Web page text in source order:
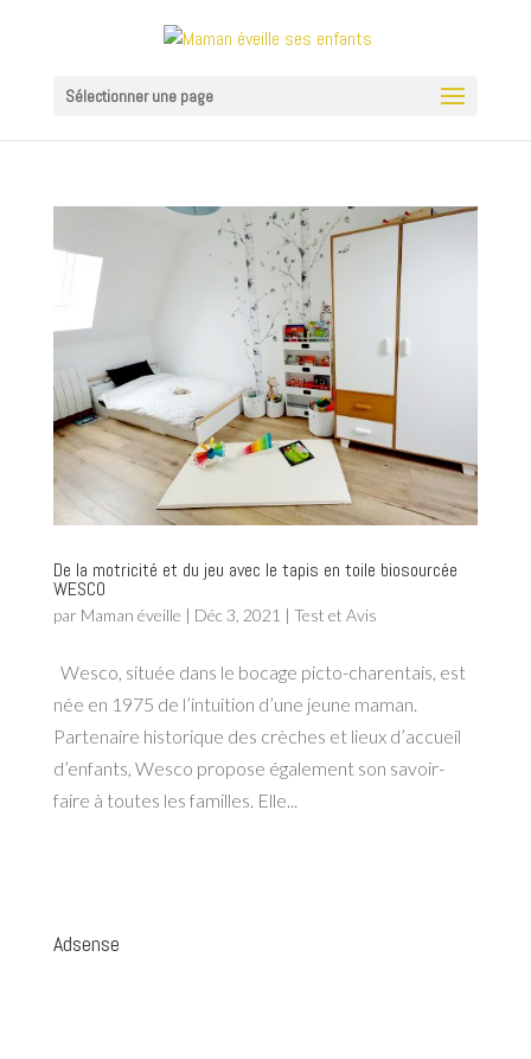
Sélectionner une page
De la motricité et du jeu avec le tapis en toile biosourcée
WESCO
par Maman éveille | Déc 3, 2021 | Test et Avis
Wesco, située dans le bocage picto-charentais, est
née en 1975 de l’intuition d’une jeune maman.
Partenaire historique des crèches et lieux d’accueil
d’enfants, Wesco propose également son savoir-
faire à toutes les familles. Elle...
Adsense